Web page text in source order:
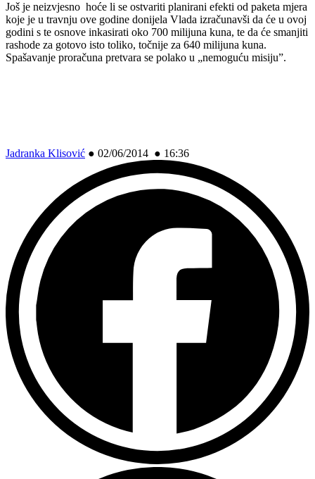
Još je neizvjesno hoće li se ostvariti planirani efekti od paketa mjera
koje je u travnju ove godine donijela Vlada izračunavši da će u ovoj
godini s te osnove inkasirati oko 700 milijuna kuna, te da će smanjiti
rashode za gotovo isto toliko, točnije za 640 milijuna kuna.
Spašavanje proračuna pretvara se polako u „nemoguću misiju”.
Jadranka Klisović ● 02/06/2014 ● 16:36